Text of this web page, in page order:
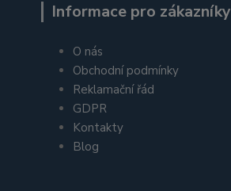
Informace pro zákazníky
O nás
Obchodní podmínky
Reklamační řád
GDPR
Kontakty
Blog